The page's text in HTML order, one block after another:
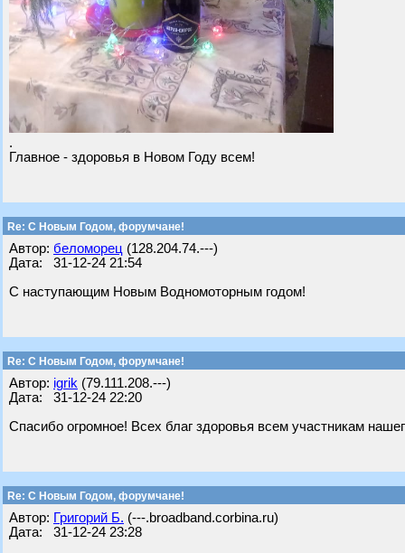
.
Главное - здоровья в Новом Году всем!
Re: С Новым Годом, форумчане!
Автор: беломорец (128.204.74.---)
Дата: 31-12-24 21:54
С наступающим Новым Водномоторным годом!
Re: С Новым Годом, форумчане!
Автор: igrik (79.111.208.---)
Дата: 31-12-24 22:20
Спасибо огромное! Всех благ здоровья всем участникам
Re: С Новым Годом, форумчане!
Автор: Григорий Б. (---.broadband.corbina.ru)
Дата: 31-12-24 23:28